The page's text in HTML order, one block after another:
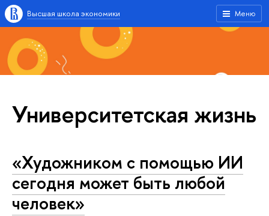
Меню
Высшая школа экономики
Университетская жизнь
«Художником с помощью ИИ
сегодня может быть любой
человек»